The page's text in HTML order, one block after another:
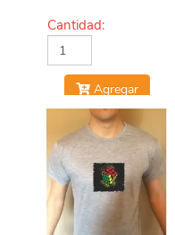
Cantidad:
Agregar